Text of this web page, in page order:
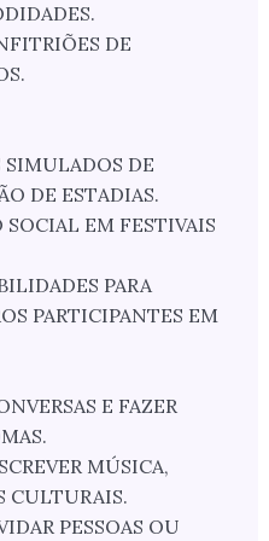
DE
DE
DE ESTADIAS.
EM FESTIVAIS
PARA
PARTICIPANTES EM
E FAZER
MÚSICA,
CULTURAIS.
PESSOAS OU